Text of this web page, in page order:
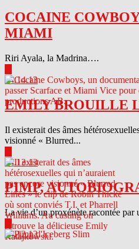
COCAINE
MIAMI
Riri Ayala, la Madrina….
04.14.13
EMILY BROUILLE
Il existerait des âmes
visionné « Blurred...
04.13.13
PIMP,
La vie d’un proxénète racontée
04.12.13